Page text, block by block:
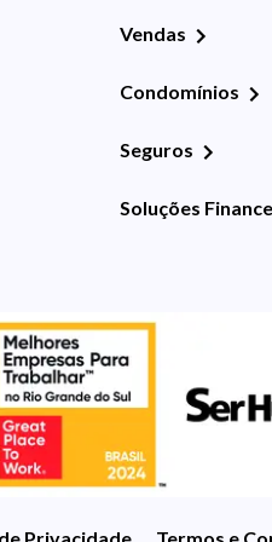
Vendas
Condomínios
Seguros
Soluções
Privacidade Termos e